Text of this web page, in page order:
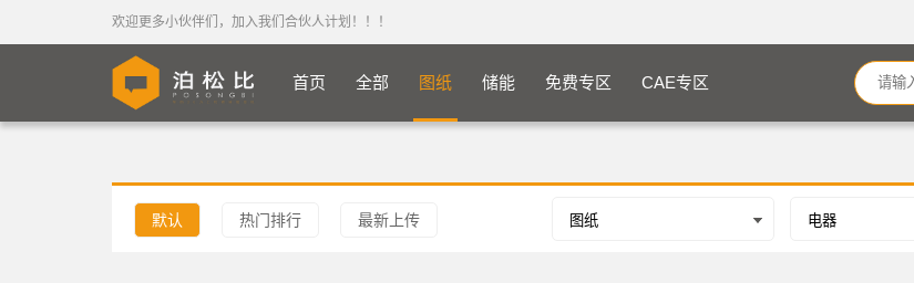
欢迎更多小伙伴们，加入我们合伙人计划！！！
首页 全部 图纸 储能 免费专区 CAE专区
默认 热门排行 最新上传